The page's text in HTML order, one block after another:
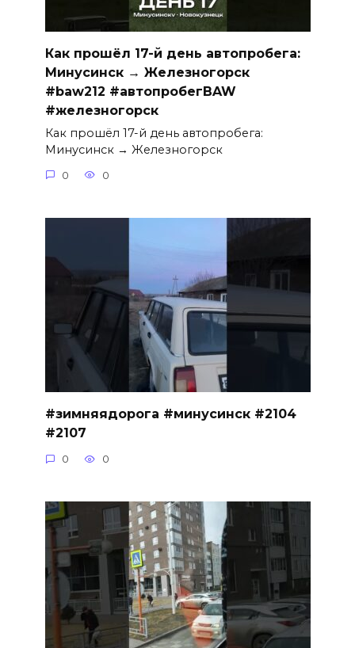
Как прошёл 17-й день автопробега:
Минусинск → Железногорск
#baw212 #автопробегBAW
#железногорск
Как прошёл 17-й день автопробега:
Минусинск → Железногорск
0 0
#зимняядорога #минусинск #2104
#2107
0 0